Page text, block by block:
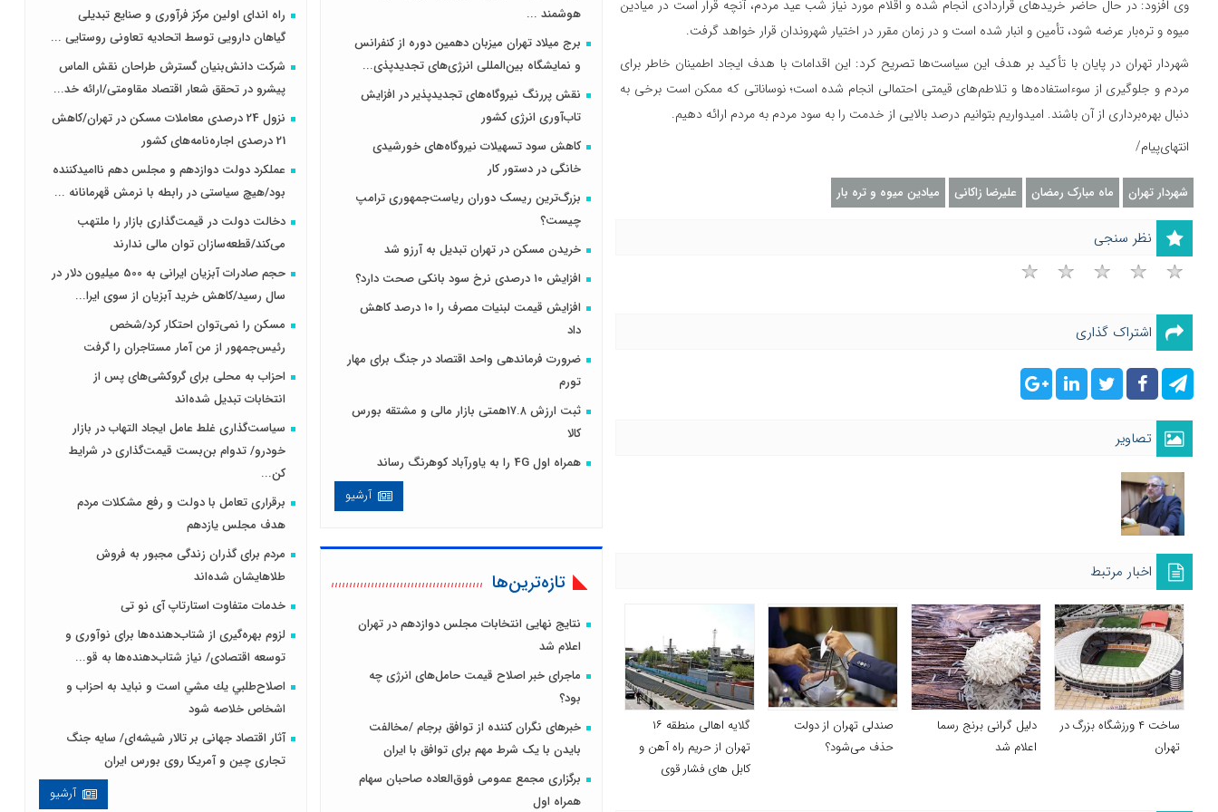
وی افزود: در حال حاضر خریدهای قراردادی انجام شده و اقلام مورد نیاز شب عید مردم، آنچه قرار است در میادین
میوه و تره‌بار عرضه شود، تأمین و انبار شده است و در زمان مقرر در اختیار شهروندان قرار خواهد گرفت.
شهردار تهران در پایان با تأکید بر هدف این سیاست‌ها تصریح کرد: این اقدامات با هدف ایجاد اطمینان خاطر برای
مردم و جلوگیری از سوءاستفاده‌ها و تلاطم‌های قیمتی احتمالی انجام شده است؛ نوساناتی که ممکن است برخی به
دنبال بهره‌برداری از آن باشند. امیدواریم بتوانیم درصد بالایی از خدمت را به سود مردم به مردم ارائه دهیم.
انتهای‌پیام/
شهردار تهران ماه مبارک رمضان علیرضا زاکانی میادین میوه و تره بار
نظر سنجی
اشتراک گذاری
تصاویر
اخبار مرتبط
ساخت ۴ ورزشگاه بزرگ در
تهران
دلیل گرانی برنج رسما
اعلام شد
صندلی تهران از دولت
حذف می‌شود؟
گلایه اهالی منطقه ۱۶
تهران از حریم راه آهن و
کابل های فشار قوی
هوشمند ...
برج میلاد تهران میزبان دهمین دوره از کنفرانس
و نمایشگاه بین‌المللی انرژی‌های تجدیدپذی...
نقش پررنگ نیروگاه‌های تجدیدپذیر در افزایش
تاب‌آوری انرژی کشور
کاهش سود تسهیلات نیروگاه‌های خورشیدی
خانگی در دستور کار
بزرگ‌ترین ریسک دوران ریاست‌جمهوری ترامپ
چیست؟
خریدن مسکن در تهران تبدیل به آرزو شد
افزایش ۱۰ درصدی نرخ سود بانکی صحت دارد؟
افزایش قیمت لبنیات مصرف را ۱۰ درصد کاهش
داد
ضرورت فرماندهی واحد اقتصاد در جنگ برای مهار
تورم
ثبت ارزش ۱۷.۸همتی بازار مالی و مشتقه بورس
کالا
همراه اول 4G را به یاورآباد کوهرنگ رساند
آرشیو
تازه‌ترین‌ها
نتایج نهایی انتخابات مجلس دوازدهم در تهران
اعلام شد
ماجرای خبر اصلاح قیمت حامل‌های انرژی چه
بود؟
خبرهای نگران کننده از توافق برجام /مخالفت
بایدن با یک شرط مهم برای توافق با ایران
برگزاری مجمع عمومی فوق‌العاده صاحبان سهام
همراه اول
راه اندای اولین مرکز فرآوری و صنایع تبدیلی
گیاهان دارویی توسط اتحادیه تعاونی روستایی ...
شرکت دانش‌بنیان گسترش طراحان‌‌ ‌نقش‌ الماس
پیشرو در تحقق شعار اقتصاد مقاومتی/ارائه خد...
نزول 24 درصدی معاملات مسکن در تهران/کاهش
21 درصدی اجاره‌نامه‌های کشور
عملکرد دولت دوازدهم و مجلس دهم ناامیدکننده
بود/هیچ سیاستی در رابطه با نرمش قهرمانانه ...
دخالت دولت در قیمت‌گذاری بازار را ملتهب
می‌کند/قطعه‌سازان توان مالی ندارند
حجم صادرات آبزیان ایرانی به 500 میلیون دلار در
سال رسید/کاهش خرید آبزیان از سوی ایرا...
مسکن را نمی‌توان احتکار کرد/شخص
رئیس‌جمهور از من آمار مستاجران را گرفت
احزاب به محلی برای گروکشی‌های پس از
انتخابات تبدیل شده‌اند
سیاست‌گذاری غلط عامل ایجاد التهاب در بازار
خودرو/ تدوام بن‌بست قیمت‌گذاری در شرایط
کن...
برقراری تعامل با دولت و رفع مشکلات مردم
هدف مجلس‌ یازدهم
مردم برای گذران زندگی مجبور به فروش
طلاهایشان شده‌اند
خدمات متفاوت استارتاپ آی نو تی
لزوم بهره‌گیری از شتاب‌دهنده‌ها برای نوآوری و
توسعه اقتصادی/ نیاز شتاب‌دهنده‌ها به قو...
اصلاح‌طلبي يك مشي است و نبايد به احزاب و
اشخاص خلاصه شود
آثار اقتصاد جهانی بر تالار شیشه‌ای/ سایه جنگ
تجاری چین و آمریکا روی بورس ایران
آرشیو